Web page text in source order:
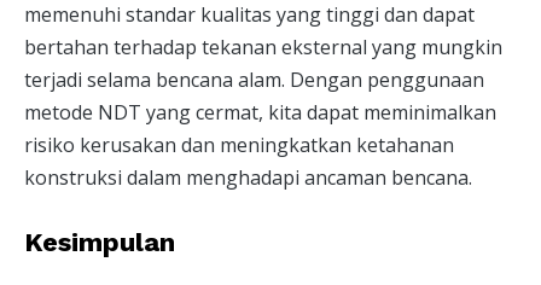
memenuhi standar kualitas yang tinggi dan dapat
bertahan terhadap tekanan eksternal yang mungkin
terjadi selama bencana alam. Dengan penggunaan
metode NDT yang cermat, kita dapat meminimalkan
risiko kerusakan dan meningkatkan ketahanan
konstruksi dalam menghadapi ancaman bencana.
Kesimpulan